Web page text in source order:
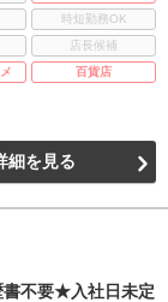
時短勤務OK
店長候補
百貨店
細を見る
書不要★入社日未定